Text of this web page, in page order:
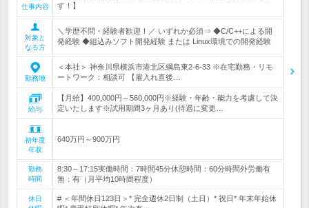
仕事内容
す！】
対象と
なる方
＼学歴不問・経験者歓迎！／ いずれか必須⇒ ◆C/C++による開
発経験 ◆組込みソフト開発経験 または Linux環境での開発経験
勤務地
＜本社＞ 神奈川県横浜市港北区綱島東2-6-33 ※在宅勤務・リモ
ートワーク：相談可 【雇入れ直後…
給与
【月給】400,000円～560,000円※経験・年齢・能力を考慮して決
定いたします※試用期間3ヶ月あり(待遇に変更…
初年度
年収
640万円～900万円
勤務
時間
8:30～17:15実働時間：7時間45分休憩時間：60分時間外労働有
無：有（月平均10時間程度）
休日
# ＜年間休日123日＞* 完全週休2日制（土日）* 祝日* 年末年始休